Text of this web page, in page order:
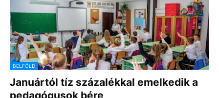
BELFÖLD
Januártól tíz százalékkal emelkedik a
pedagógusok bére